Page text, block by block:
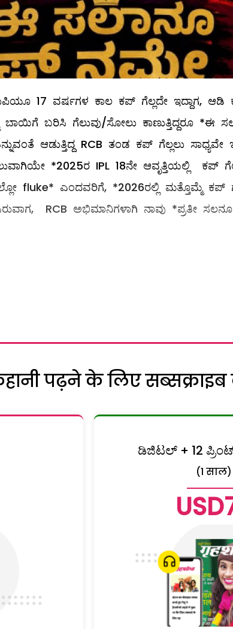
17 ವರ್ಷಗಳ ಕಾಲ ಕಪ್ ಗೆಲ್ಲದೇ ಇದ್ದಾಗ,
ಬಾಯಿಗೆ ಬರಿಸಿ ಗೆಲುವು/ಸೋಲು ಕಾಣುತ್ತಿದ್ದರೂ *ಈ
ಆಡುತ್ತಿದ್ದ RCB ತಂಡ ಕಪ್ ಗೆಲ್ಲಲು ಸಾಧ್ಯವೇ
*2025ರ IPL 18ನೇ ಆವೃತ್ತಿಯಲ್ಲಿ ಕಪ್
fluke* ಎಂದವರಿಗೆ, *2026ರಲ್ಲಿ ಮತ್ತೊಮ್ಮೆ
RCB ಅಭಿಮಾನಿಗಳಾಗಿ ನಾವು *ಪ್ರತೀ
पढ़ने के लिए
ಡಿಜಿಟಲ್ + 12
(1 साल)